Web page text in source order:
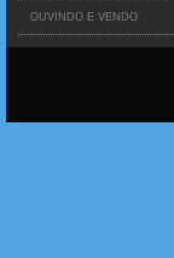
OUVINDO E VENDO